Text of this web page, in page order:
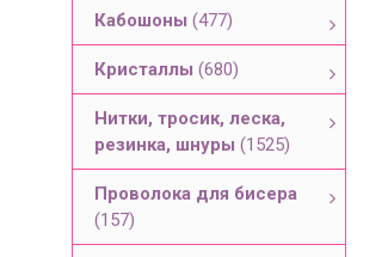
Кабошоны (477)
Кристаллы (680)
Нитки, тросик, леска,
резинка, шнуры (1525)
Проволока для бисера
(157)